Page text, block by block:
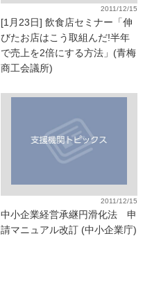
2011/12/15
[1月23日] 飲食店セミナー「伸
びたお店はこう取組んだ!半年
で売上を2倍にする方法」(青梅
商工会議所)
2011/12/15
中小企業経営承継円滑化法 申
請マニュアル改訂 (中小企業庁)